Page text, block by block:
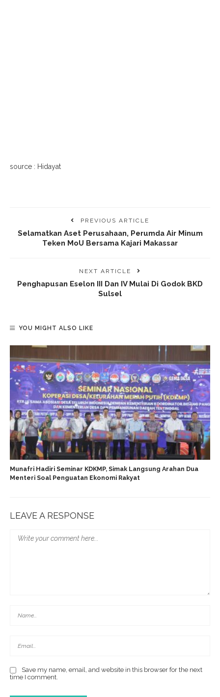
source : Hidayat
PREVIOUS ARTICLE
Selamatkan Aset Perusahaan, Perumda Air Minum
Teken MoU Bersama Kajari Makassar
NEXT ARTICLE
Penghapusan Eselon III Dan IV Mulai Di Godok BKD
Sulsel
YOU MIGHT ALSO LIKE
Munafri Hadiri Seminar KDKMP, Simak Langsung Arahan Dua
Menteri Soal Penguatan Ekonomi Rakyat
LEAVE A RESPONSE
Save my name, email, and website in this browser for the next
time I comment.